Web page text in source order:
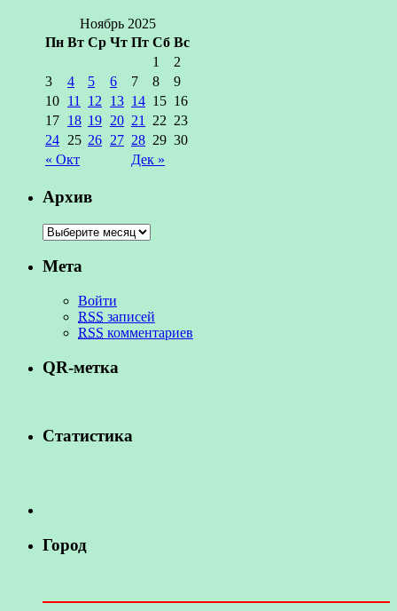
Ноябрь 2025
Пн Вт Ср Чт Пт Сб Вс
« Окт Дек »
1
2
3
4 5 6 7 8
9
10 11 12 13 14 15 16
17 18 19 20 21 22 23
24 25 26 27 28 29 30
Архив
Мета
Войти
RSS записей
RSS комментариев
QR-метка
Статистика
Город